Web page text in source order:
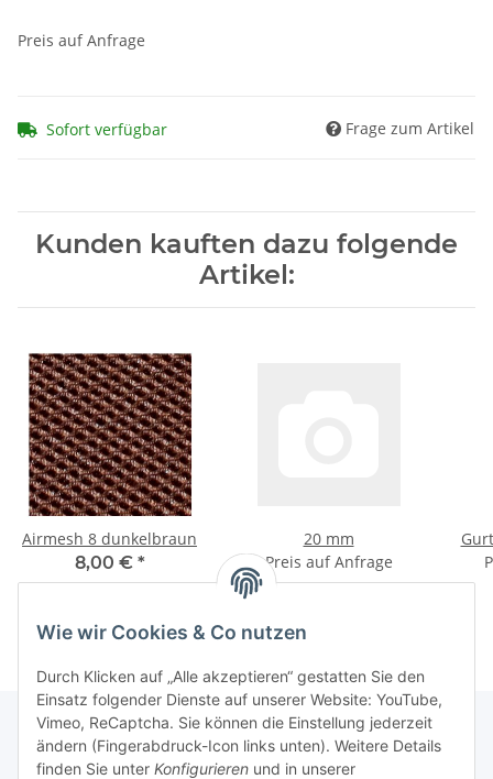
Preis auf Anfrage
Sofort verfügbar Frage zum Artikel
Kunden kauften dazu folgende
Artikel:
Airmesh 8 dunkelbraun
8,00 € *
20 mm
Preis auf Anfrage
Informationen
Wie wir Cookies & Co nutzen
Durch Klicken auf „Alle akzeptieren“ gestatten Sie den
Einsatz folgender Dienste auf unserer Website: YouTube,
Vimeo, ReCaptcha. Sie können die Einstellung jederzeit
ändern (Fingerabdruck-Icon links unten). Weitere Details
finden Sie unter Konfigurieren und in unserer